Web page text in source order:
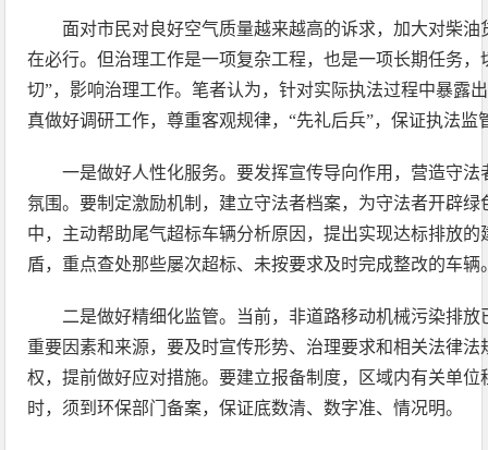
面对市民对良好空气质量越来越高的诉求，加大对柴
在必行。但治理工作是一项复杂工程，也是一项长期任务，
切”，影响治理工作。笔者认为，针对实际执法过程中暴露
真做好调研工作，尊重客观规律，“先礼后兵”，保证执法
一是做好人性化服务。要发挥宣传导向作用，营造守
氛围。要制定激励机制，建立守法者档案，为守法者开辟
中，主动帮助尾气超标车辆分析原因，提出实现达标排放
盾，重点查处那些屡次超标、未按要求及时完成整改的车辆
二是做好精细化监管。当前，非道路移动机械污染排
重要因素和来源，要及时宣传形势、治理要求和相关法律
权，提前做好应对措施。要建立报备制度，区域内有关单
时，须到环保部门备案，保证底数清、数字准、情况明。